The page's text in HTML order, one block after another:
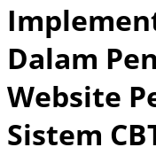
Dalam
Website
Sistem